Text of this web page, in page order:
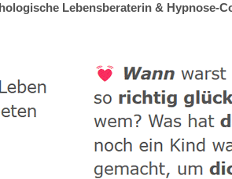
Lebensberaterin & Hypnose-